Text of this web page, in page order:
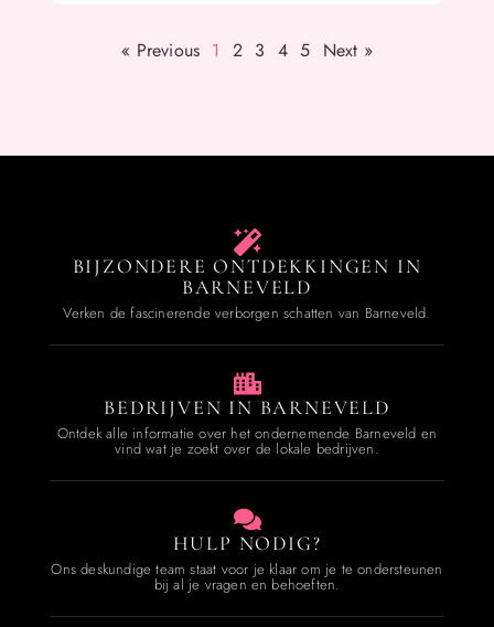
« Previous 1 2 3 4 5 Next »
BIJZONDERE ONTDEKKINGEN IN
BARNEVELD
Verken de fascinerende verborgen schatten van Barneveld.
BEDRIJVEN IN BARNEVELD
Ontdek alle informatie over het ondernemende Barneveld en
vind wat je zoekt over de lokale bedrijven.
HULP NODIG?
Ons deskundige team staat voor je klaar om je te ondersteunen
bij al je vragen en behoeften.